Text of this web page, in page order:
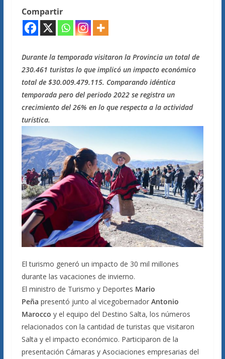
Compartir
Durante la temporada visitaron la Provincia un total de
230.461 turistas lo que implicó un impacto económico
total de $30.009.479.115. Comparando idéntica
temporada pero del periodo 2022 se registra un
crecimiento del 26% en lo que respecta a la actividad
turística.
El turismo generó un impacto de 30 mil millones
durante las vacaciones de invierno.
El ministro de Turismo y Deportes Mario
Peña presentó junto al vicegobernador Antonio
Marocco y el equipo del Destino Salta, los números
relacionados con la cantidad de turistas que visitaron
Salta y el impacto económico. Participaron de la
presentación Cámaras y Asociaciones empresarias del